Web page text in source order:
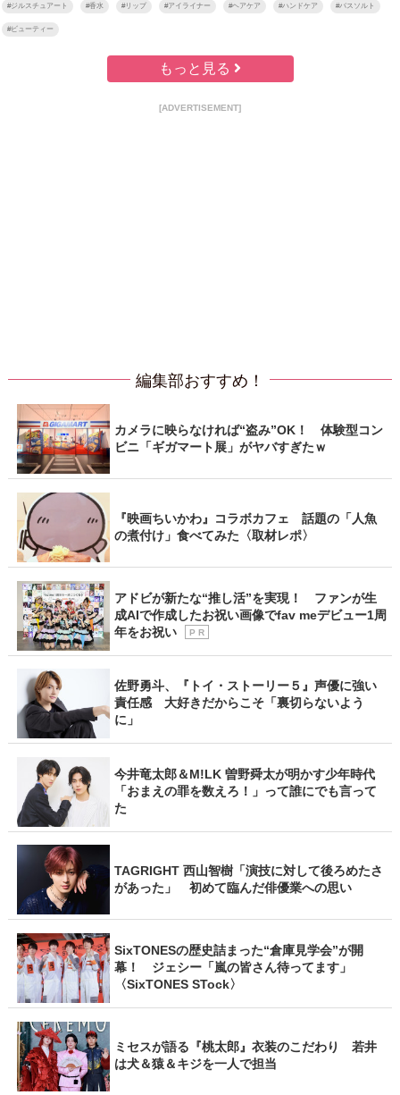
#ジルスチュアート #香水 #リップ #アイライナー #ヘアケア #ハンドケア #バスソルト
#ビューティー
もっと見る
[ADVERTISEMENT]
編集部おすすめ！
カメラに映らなければ“盗み”OK！ 体験型コン
ビニ「ギガマート展」がヤバすぎたｗ
『映画ちいかわ』コラボカフェ 話題の「人魚
の煮付け」食べてみた〈取材レポ〉
アドビが新たな“推し活”を実現！ ファンが生
成AIで作成したお祝い画像でfav meデビュー1周
年をお祝い
P R
佐野勇斗、『トイ・ストーリー５』声優に強い
責任感 大好きだからこそ「裏切らないよう
に」
今井竜太郎＆M!LK 曽野舜太が明かす少年時代
「おまえの罪を数えろ！」って誰にでも言って
た
TAGRIGHT 西山智樹「演技に対して後ろめたさ
があった」 初めて臨んだ俳優業への思い
SixTONESの歴史詰まった“倉庫見学会”が開
幕！ ジェシー「嵐の皆さん待ってます」
〈SixTONES STock〉
ミセスが語る『桃太郎』衣装のこだわり 若井
は犬＆猿＆キジを一人で担当